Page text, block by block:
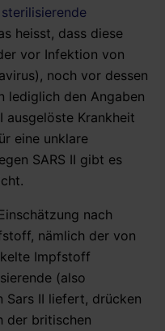
sterilisierende
heisst, dass diese
vor Infektion von
noch vor dessen
lediglich den Angaben
ausgelöste Krankheit
eine unklare
SARS II gibt es
nach
nämlich der von
Impfstoff
(also
Sars II liefert, drücken
der britischen